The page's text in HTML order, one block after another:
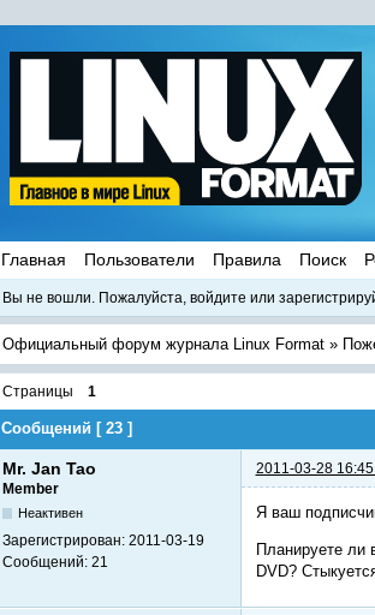
Главная Пользователи Правила Поиск
Вы не вошли. Пожалуйста, войдите или
Официальный форум журнала Linux Format »
Страницы 1
Сообщений [ 23 ]
Mr. Jan Tao
2011-03-28
Member
Неактивен
Зарегистрирован: 2011-03-19
Сообщений: 21
Я ваш
Планируете
DVD?